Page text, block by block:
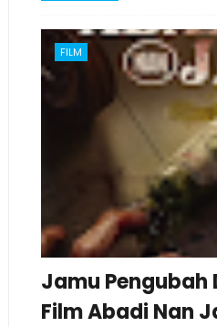
FILM
Jamu Pengubah
Film Abadi Nan